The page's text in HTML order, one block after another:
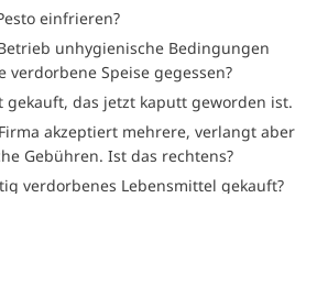
einfrieren?
unhygienische Bedingungen
verdorbene Speise gegessen?
gekauft, das jetzt kaputt geworden ist.
akzeptiert mehrere, verlangt aber
Gebühren. Ist das rechtens?
verdorbenes Lebensmittel gekauft?